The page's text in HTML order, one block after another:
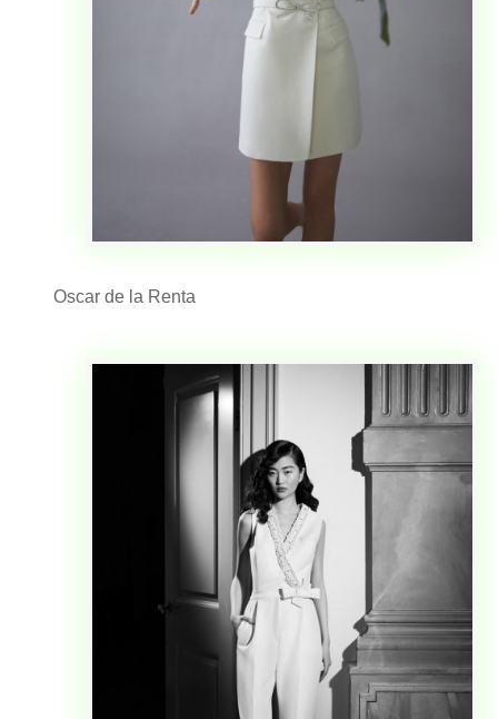
Oscar de la Renta